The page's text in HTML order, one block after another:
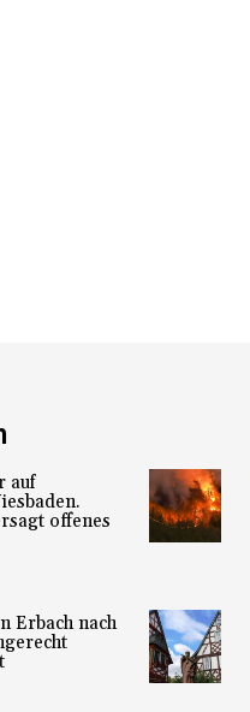
auf
offenes
Erbach nach